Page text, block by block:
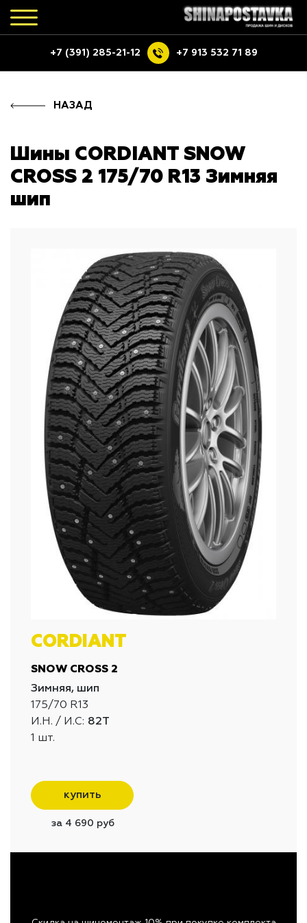
+7 (391) 285-21-12 +7 913 532 71 89
НАЗАД
Шины CORDIANT SNOW
CROSS 2 175/70 R13 Зимняя
шип
CORDIANT
SNOW CROSS 2
Зимняя, шип
175/70 R13
И.Н. / И.С: 82T
1 шт.
купить
за 4 690 руб